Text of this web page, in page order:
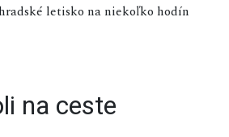
letisko na niekoľko hodín
na ceste